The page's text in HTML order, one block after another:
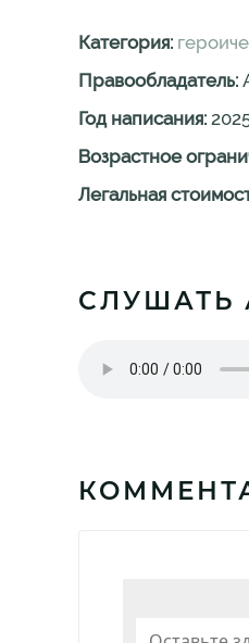
Категория:
Правообладатель:
Год написания:
Возрастное
Легальная
СЛУШАТЬ